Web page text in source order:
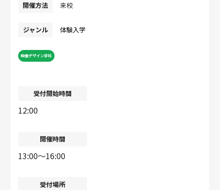
開催方法 来校
ジャンル 体験入学
映像デザイン学科
受付開始時間
12:00
開催時間
13:00〜16:00
受付場所